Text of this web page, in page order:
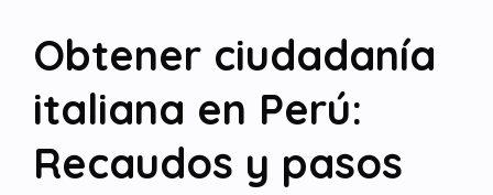
Obtener ciudadanía
italiana en Perú:
Recaudos y pasos